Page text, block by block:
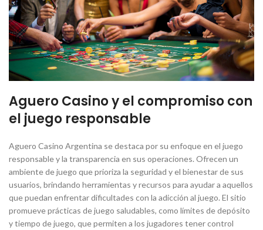
Aguero Casino y el compromiso con
el juego responsable
Aguero Casino Argentina se destaca por su enfoque en el juego
responsable y la transparencia en sus operaciones. Ofrecen un
ambiente de juego que prioriza la seguridad y el bienestar de sus
usuarios, brindando herramientas y recursos para ayudar a aquellos
que puedan enfrentar dificultades con la adicción al juego. El sitio
promueve prácticas de juego saludables, como límites de depósito
y tiempo de juego, que permiten a los jugadores tener control